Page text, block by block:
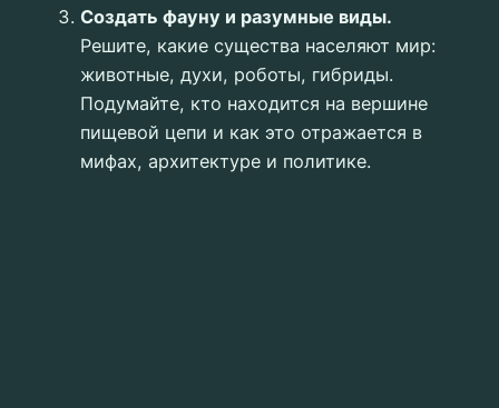
Создать фауну и разумные виды.
Решите, какие существа населяют мир:
животные, духи, роботы, гибриды.
Подумайте, кто находится на вершине
пищевой цепи и как это отражается в
мифах, архитектуре и политике.